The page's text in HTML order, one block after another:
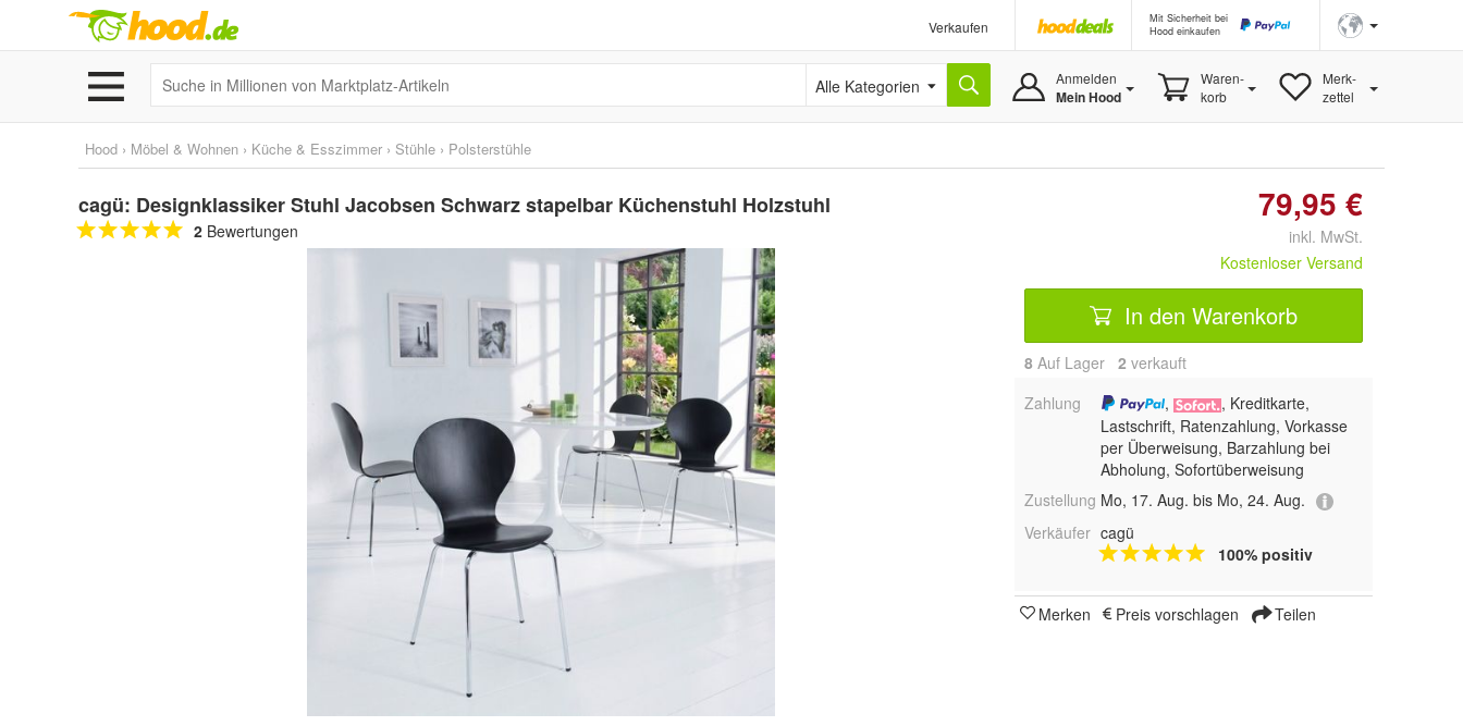
Verkaufen
Mit Sicherheit bei
Hood einkaufen
Alle Kategorien Anmelden
Mein Hood
Waren-
korb
Merk-
zettel
Hood › Möbel & Wohnen › Küche & Esszimmer › Stühle › Polsterstühle
cagü: Designklassiker Stuhl Jacobsen Schwarz stapelbar Küchenstuhl Holzstuhl
2 Bewertungen
79,95 €
inkl. MwSt.
Kostenloser Versand
In den Warenkorb
8 Auf Lager 2 verkauft
Zahlung
,
, Kreditkarte,
Lastschrift, Ratenzahlung, Vorkasse
per Überweisung, Barzahlung bei
Abholung, Sofortüberweisung
Zustellung Mo, 17. Aug. bis Mo, 24. Aug.
Verkäufer cagü
100% positiv
Merken Preis vorschlagen Teilen